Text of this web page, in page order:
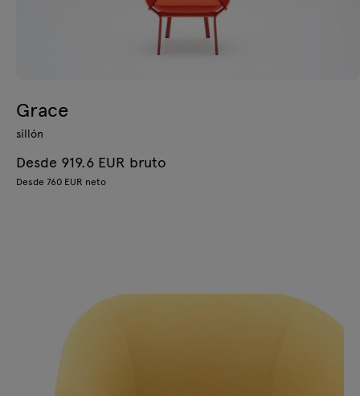
Grace
sillón
Desde 919.6 EUR bruto
Desde 760 EUR neto